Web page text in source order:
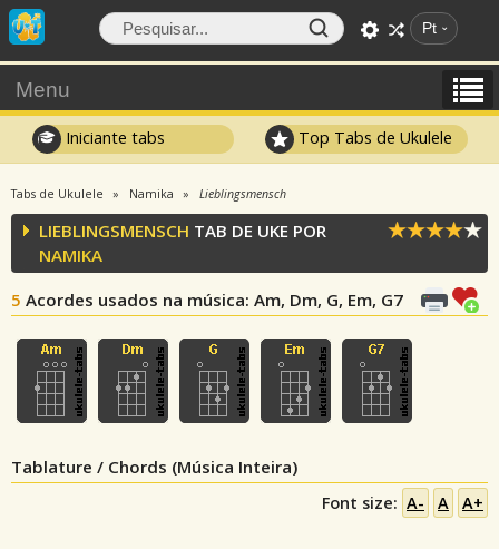
Pt
Menu
Iniciante tabs Top Tabs de Ukulele
Tabs de Ukulele Namika Lieblingsmensch
LIEBLINGSMENSCH TAB DE UKE POR
NAMIKA
5 Acordes usados na música: Am, Dm, G, Em, G7
Tablature / Chords (Música Inteira)
Font size: A- A A+